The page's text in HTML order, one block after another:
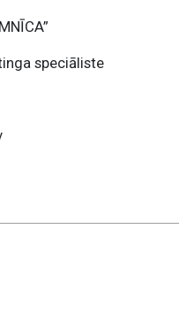
speciāliste